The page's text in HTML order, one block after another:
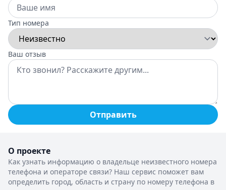
Тип номера
Ваш отзыв
Отправить
О проекте
Как узнать информацию о владельце неизвестного номера
телефона и операторе связи? Наш сервис поможет вам
определить город, область и страну по номеру телефона в